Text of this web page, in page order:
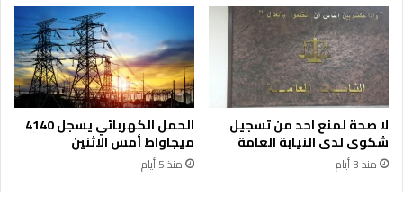
ن
ج
ي
ز
ي
ة
ب
د
ل
ك
و
ر
ي
لا صحة لمنع احد من تسجيل
شكوى لدى النيابة العامة
منذ 3 أيام
الحمل الكهربائي يسجل 4140
ميجاواط أمس الاثنين
منذ 5 أيام